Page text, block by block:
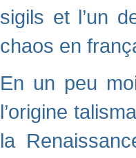
sigils et l’un
chaos en
En un peu
l’origine
la